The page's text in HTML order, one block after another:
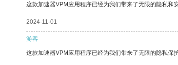
这款加速器VPM应用程序已经为我们带来了无限的隐私和
2024-11-01
游客
这款加速器VPM应用程序已经为我们带来了无限的隐私保护